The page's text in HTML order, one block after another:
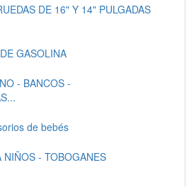
DE 16" Y 14" PULGADAS
GASOLINA
- BANCOS -
de bebés
NIÑOS - TOBOGANES